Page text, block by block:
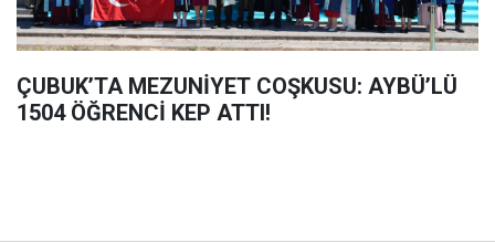
ÇUBUK’TA MEZUNİYET COŞKUSU: AYBÜ’LÜ
1504 ÖĞRENCİ KEP ATTI!